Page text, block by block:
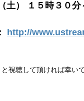
土） １５時３０分
http://
視聴して頂ければ幸いで